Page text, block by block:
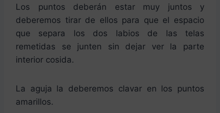
Los puntos deberán estar muy juntos y
deberemos tirar de ellos para que el espacio
que separa los dos labios de las telas
remetidas se junten sin dejar ver la parte
interior cosida.
La aguja la deberemos clavar en los puntos
amarillos.